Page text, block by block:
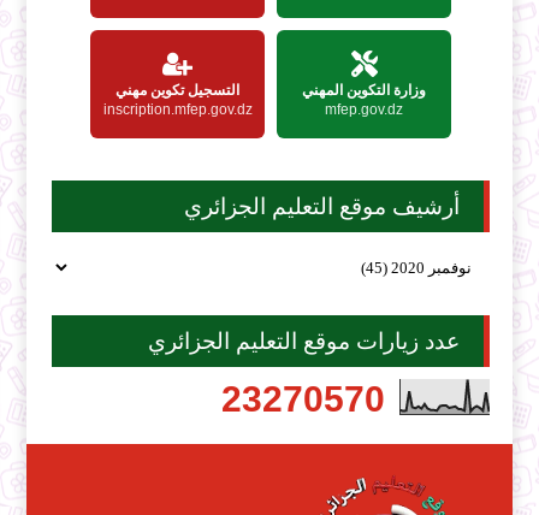
وزارة التكوين المهني
mfep.gov.dz
التسجيل تكوين مهني
inscription.mfep.gov.dz
أرشيف موقع التعليم الجزائري
عدد زيارات موقع التعليم الجزائري
23270570